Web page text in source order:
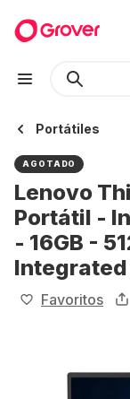
Portátiles
AGOTADO
Lenovo
Portátil -
- 16GB -
Favoritos